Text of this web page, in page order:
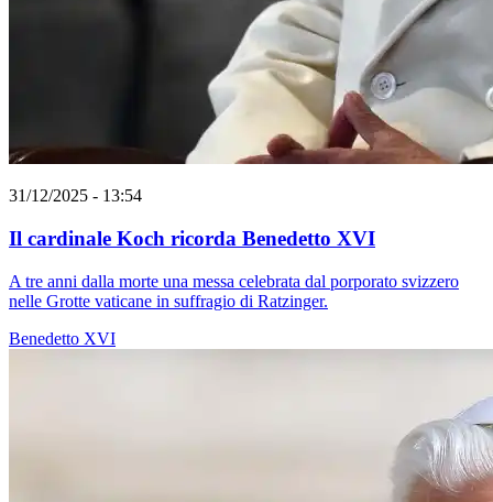
31/12/2025 - 13:54
Il cardinale Koch ricorda Benedetto XVI
A tre anni dalla morte una messa celebrata dal porporato svizzero
nelle Grotte vaticane in suffragio di Ratzinger.
Benedetto XVI